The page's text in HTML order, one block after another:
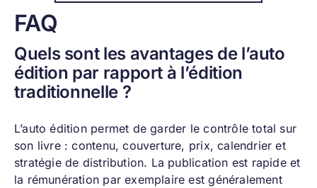
FAQ
Quels sont les avantages de l’auto
édition par rapport à l’édition
traditionnelle ?
L’auto édition permet de garder le contrôle total sur
son livre : contenu, couverture, prix, calendrier et
stratégie de distribution. La publication est rapide et
la rémunération par exemplaire est généralement